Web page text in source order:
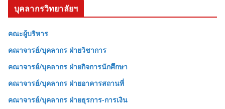
บุคลากรวิทยาลัยฯ
คณะผู้บริหาร
คณาจารย์/บุคลากร ฝ่ายวิชาการ
คณาจารย์/บุคลากร ฝ่ายกิจการนักศึกษา
คณาจารย์/บุคลากร ฝ่ายอาคารสถานที่
คณาจารย์/บุคลากร ฝ่ายธุรการ-การเงิน